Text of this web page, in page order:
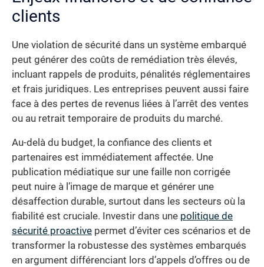
clients
Une violation de sécurité dans un système embarqué
peut générer des coûts de remédiation très élevés,
incluant rappels de produits, pénalités réglementaires
et frais juridiques. Les entreprises peuvent aussi faire
face à des pertes de revenus liées à l’arrêt des ventes
ou au retrait temporaire de produits du marché.
Au-delà du budget, la confiance des clients et
partenaires est immédiatement affectée. Une
publication médiatique sur une faille non corrigée
peut nuire à l’image de marque et générer une
désaffection durable, surtout dans les secteurs où la
fiabilité est cruciale. Investir dans une politique de
sécurité proactive permet d’éviter ces scénarios et de
transformer la robustesse des systèmes embarqués
en argument différenciant lors d’appels d’offres ou de